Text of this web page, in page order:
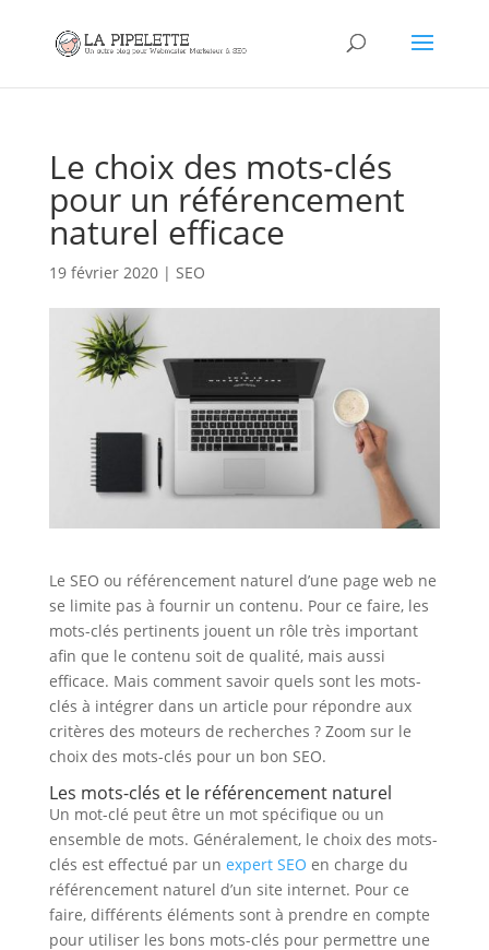
Le choix des mots-clés
pour un référencement
naturel efficace
19 février 2020| SEO
Le SEO ou référencement naturel d’une page web ne
se limite pas à fournir un contenu. Pour ce faire, les
mots-clés pertinents jouent un rôle très important
afin que le contenu soit de qualité, mais aussi
efficace. Mais comment savoir quels sont les mots-
clés à intégrer dans un article pour répondre aux
critères des moteurs de recherches ? Zoom sur le
choix des mots-clés pour un bon SEO.
Les mots-clés et le référencement naturel
Un mot-clé peut être un mot spécifique ou un
ensemble de mots. Généralement, le choix des mots-
clés est effectué par un expert SEO en charge du
référencement naturel d’un site internet. Pour ce
faire, différents éléments sont à prendre en compte
pour utiliser les bons mots-clés pour permettre une